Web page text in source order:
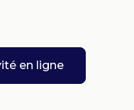
en ligne